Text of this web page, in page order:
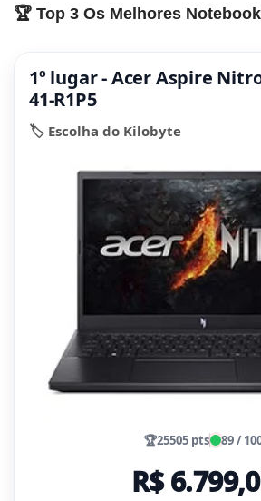
🏆 Top 3 Os Melhores
1º lugar - Acer Aspire
41-R1P5
🏷️ Escolha do Kilobyte
🏆25505 pts 89 /
R$